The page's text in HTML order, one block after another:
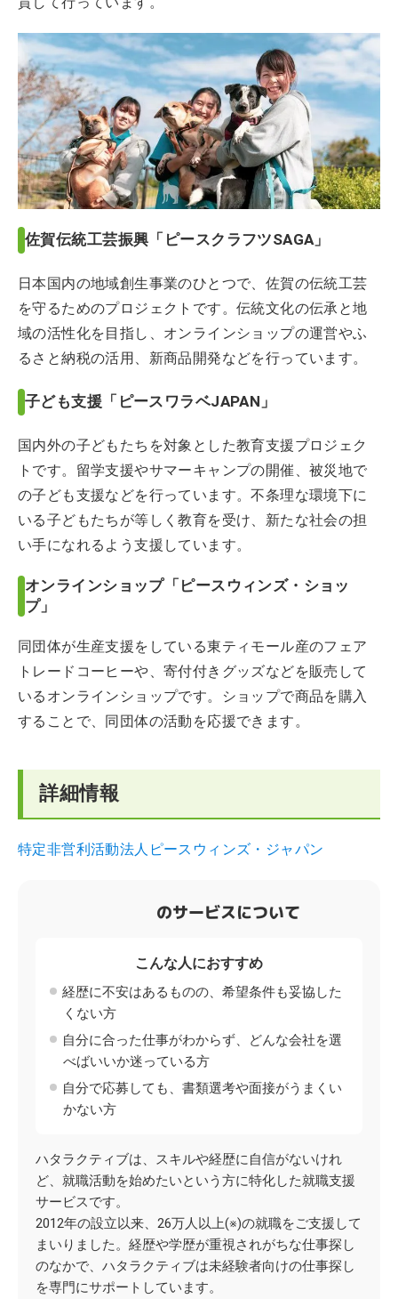
佐賀伝統工芸振興「ピースクラフツSAGA」
日本国内の地域創生事業のひとつで、佐賀の伝統工芸
を守るためのプロジェクトです。伝統文化の伝承と地
域の活性化を目指し、オンラインショップの運営やふ
るさと納税の活用、新商品開発などを行っています。
子ども支援「ピースワラベJAPAN」
国内外の子どもたちを対象とした教育支援プロジェク
トです。留学支援やサマーキャンプの開催、被災地で
の子ども支援などを行っています。不条理な環境下に
いる子どもたちが等しく教育を受け、新たな社会の担
い手になれるよう支援しています。
オンラインショップ「ピースウィンズ・ショッ
プ」
同団体が生産支援をしている東ティモール産のフェア
トレードコーヒーや、寄付付きグッズなどを販売して
いるオンラインショップです。ショップで商品を購入
することで、同団体の活動を応援できます。
詳細情報
特定非営利活動法人ピースウィンズ・ジャパン
のサービスについて
こんな人におすすめ
経歴に不安はあるものの、希望条件も妥協した
くない方
自分に合った仕事がわからず、どんな会社を選
べばいいか迷っている方
自分で応募しても、書類選考や面接がうまくい
かない方
ハタラクティブは、スキルや経歴に自信がないけれ
ど、就職活動を始めたいという方に特化した就職支援
サービスです。
2012年の設立以来、26万人以上(※)の就職をご支援して
まいりました。経歴や学歴が重視されがちな仕事探し
のなかで、ハタラクティブは未経験者向けの仕事探し
を専門にサポートしています。